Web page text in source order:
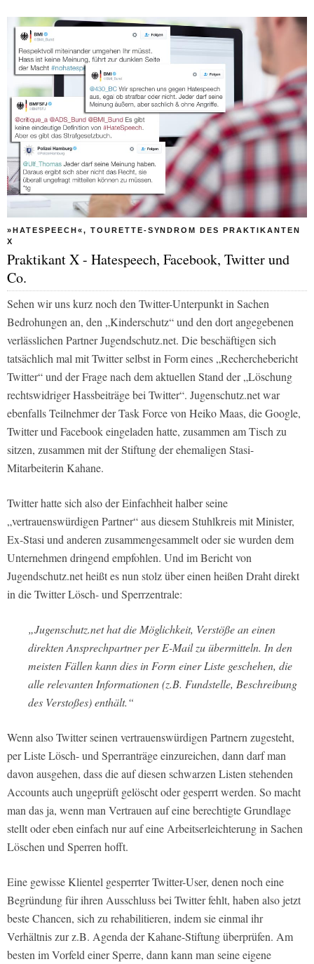
»HATESPEECH«, TOURETTE-SYNDROM DES PRAKTIKANTEN
X
Praktikant X - Hatespeech, Facebook, Twitter und
Co.
Sehen wir uns kurz noch den Twitter-Unterpunkt in Sachen
Bedrohungen an, den „Kinderschutz“und den dort angegebenen
verlässlichen PartnerJugendschutz.net. Die beschäftigen sich
tatsächlich mal mit Twitter selbst in Form eines „Recherchebericht
Twitter“und der Frage nach dem aktuellen Stand der„Löschung
rechtswidriger Hassbeiträge bei Twitter“. Jugenschutz.netwar
ebenfalls Teilnehmer der Task Force von Heiko Maas, die Google,
Twitter und Facebook eingeladen hatte, zusammen am Tisch zu
sitzen, zusammen mit der Stiftung der ehemaligen Stasi-
Mitarbeiterin Kahane.
Twitter hatte sich also der Einfachheit halber seine
„vertrauenswürdigen Partner“ aus diesem Stuhlkreis mit Minister,
Ex-Stasi und anderen zusammengesammelt oder sie wurden dem
Unternehmen dringend empfohlen. Und im Bericht von
Jugendschutz.net heißt es nun stolz über einen heißen Draht direkt
in die Twitter Lösch- und Sperrzentrale:
„Jugenschutz.net hat die Möglichkeit, Verstöße an einen
direkten Ansprechpartner per E-Mail zu übermitteln. In den
meisten Fällen kann dies in Form einer Liste geschehen, die
alle relevanten Informationen (z.B. Fundstelle, Beschreibung
des Verstoßes) enthält.“
Wenn also Twitter seinen vertrauenswürdigen Partnern zugesteht,
per Liste Lösch- und Sperranträge einzureichen, dann darf man
davon ausgehen, dass die auf diesen schwarzen Listen stehenden
Accounts auch ungeprüft gelöscht oder gesperrt werden. So macht
man das ja, wenn man Vertrauen auf eine berechtigte Grundlage
stellt oder eben einfach nur auf eine Arbeitserleichterung in Sachen
Löschen und Sperren hofft.
Eine gewisse Klientel gesperrter Twitter-User, denen noch eine
Begründung für ihren Ausschluss bei Twitter fehlt, haben also jetzt
beste Chancen, sich zu rehabilitieren, indem sie einmal ihr
Verhältnis zur z.B. Agenda der Kahane-Stiftung überprüfen. Am
besten im Vorfeld einer Sperre, dann kann man seine eigene